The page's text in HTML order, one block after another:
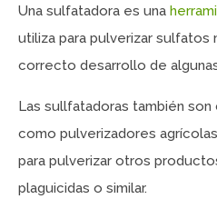
Una sulfatadora es una
utiliza para pulverizar sulfatos
correcto desarrollo de
Las sullfatadoras también
como pulverizadores
para pulverizar otros
plaguicidas o similar.